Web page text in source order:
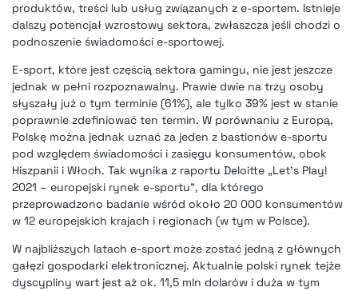
produktów, treści lub usług związanych z e-sportem. Istnieje
dalszy potencjał wzrostowy sektora, zwłaszcza jeśli chodzi o
podnoszenie świadomości e-sportowej.
E-sport, które jest częścią sektora gamingu, nie jest jeszcze
jednak w pełni rozpoznawalny. Prawie dwie na trzy osoby
słyszały już o tym terminie (61%), ale tylko 39% jest w stanie
poprawnie zdefiniować ten termin. W porównaniu z Europą,
Polskę można jednak uznać za jeden z bastionów e-sportu
pod względem świadomości i zasięgu konsumentów, obok
Hiszpanii i Włoch. Tak wynika z raportu Deloitte „Let’s Play!
2021 – europejski rynek e-sportu”, dla którego
przeprowadzono badanie wśród około 20 000 konsumentów
w 12 europejskich krajach i regionach (w tym w Polsce).
W najbliższych latach e-sport może zostać jedną z głównych
gałęzi gospodarki elektronicznej. Aktualnie polski rynek tejże
dyscypliny wart jest aż ok. 11,5 mln dolarów i duża w tym